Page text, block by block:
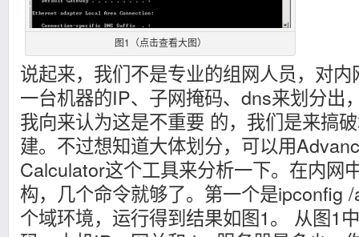
图1（点击查看大图）
说起来，我们不是专业的组网人员，对
一台机器的IP、子网掩码、dns来划分出
我向来认为这是不重要 的，我们是来搞
建。不过想知道大体划分，可以用
Calculator这个工具来分析一下。在内网
构，几个命令就够了。第一个是ipconfig
个域环境，运行得到结果如图1。 从图1